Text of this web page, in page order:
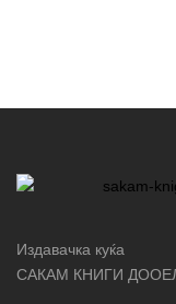
Издавачка куќа
САКАМ КНИГИ ДООЕЛ